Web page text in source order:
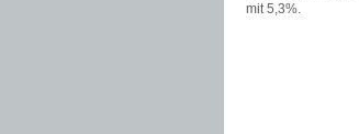
mit 5,3%.